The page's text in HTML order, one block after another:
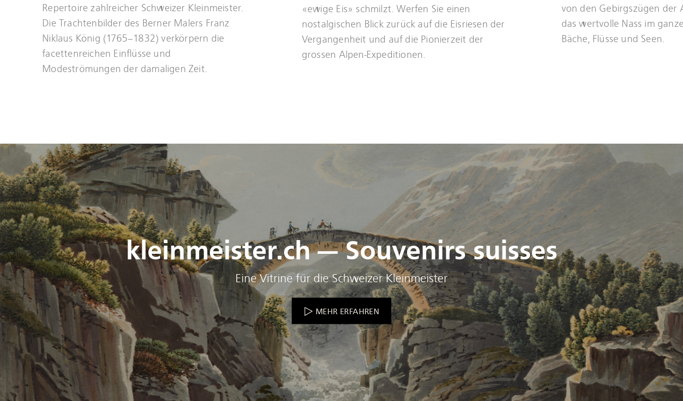
Repertoire zahlreicher Schweizer Kleinmeister.
Die Trachtenbilder des Berner Malers Franz
Niklaus König (1765–1832) verkörpern die
facettenreichen Einflüsse und
Modeströmungen der damaligen Zeit.
«ewige Eis» schmilzt. Werfen Sie einen
nostalgischen Blick zurück auf die Eisriesen der
Vergangenheit und auf die Pionierzeit der
grossen Alpen-Expeditionen.
von den Gebirgszügen der
das wertvolle Nass im
Bäche, Flüsse und Seen.
kleinmeister.ch — Souvenirs suisses
Eine Vitrine für die Schweizer Kleinmeister
MEHR ERFAHREN
G. LORY
"FILS",
AAREBRÜCKE,
AQUARELL,
CA. 1822